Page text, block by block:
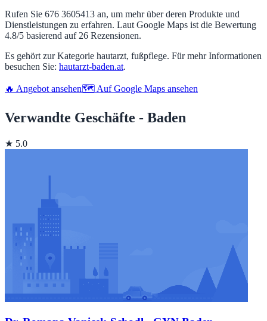
Rufen Sie 676 3605413 an, um mehr über deren Produkte und
Dienstleistungen zu erfahren. Laut Google Maps ist die Bewertung
4.8/5 basierend auf 26 Rezensionen.
Es gehört zur Kategorie hautarzt, fußpflege. Für mehr Informationen
besuchen Sie: hautarzt-baden.at.
🔥 Angebot ansehen🗺️ Auf Google Maps ansehen
Verwandte Geschäfte - Baden
★ 5.0